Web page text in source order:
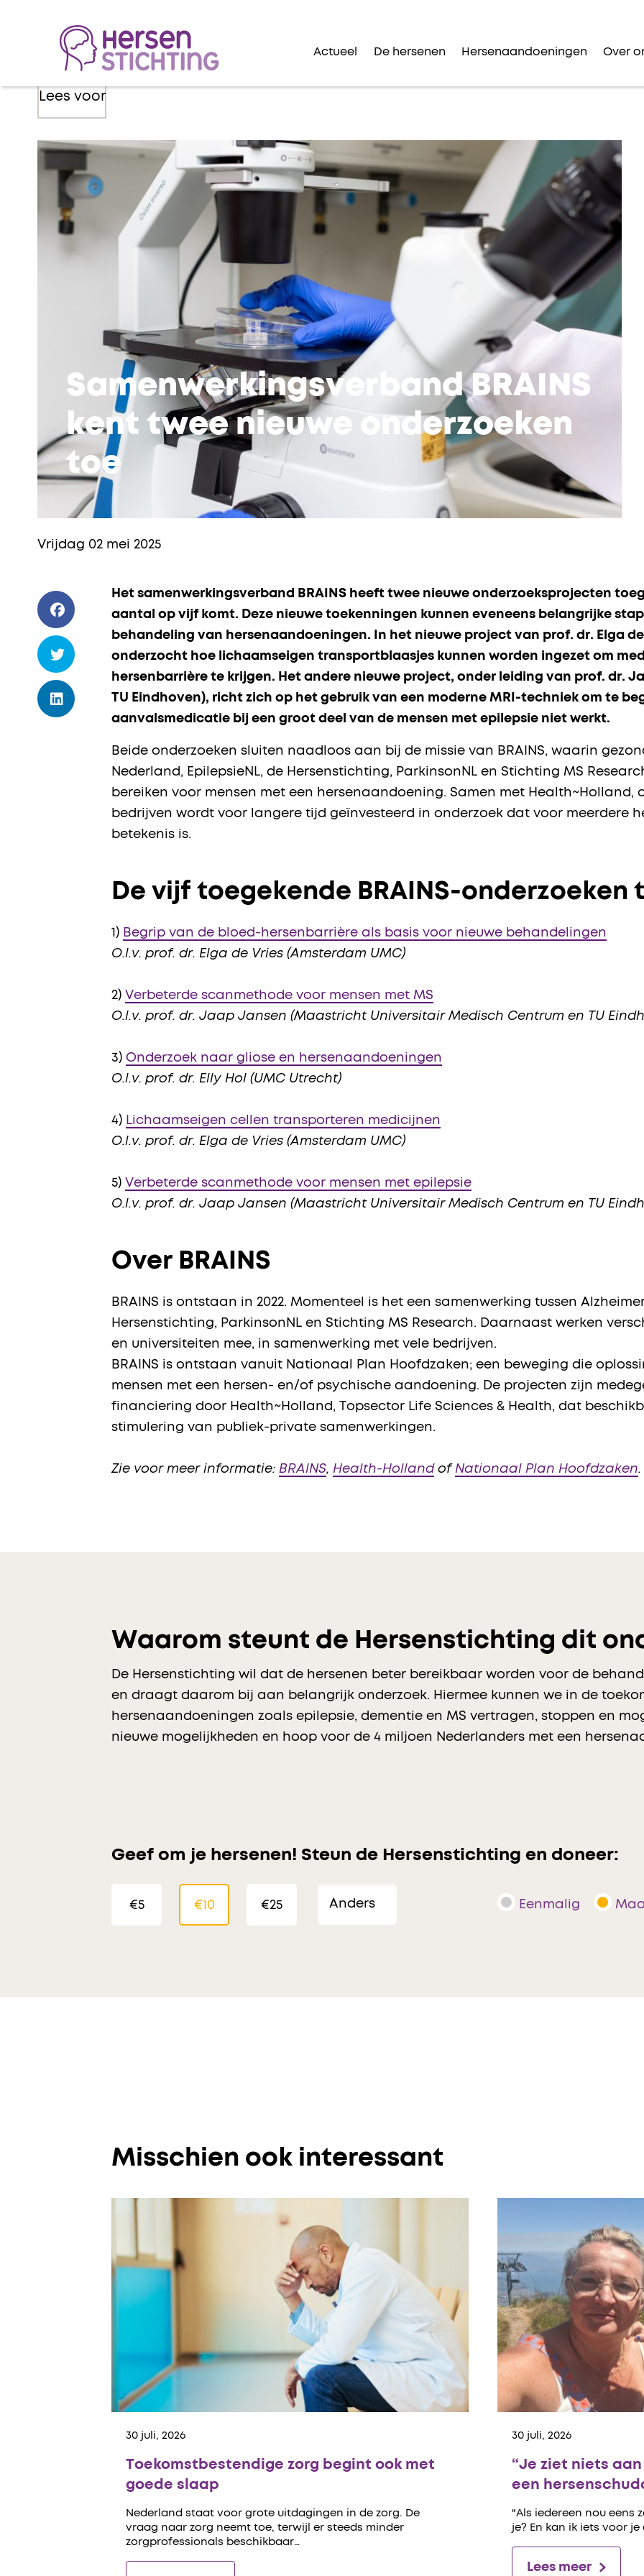
Actueel De hersenen Hersenaandoeningen Over
Lees voor
Samenwerkingsverband BRAINS
kent twee nieuwe onderzoeken
toe
Vrijdag 02 mei 2025
Het samenwerkingsverband BRAINS heeft twee nieuwe onderzoeksprojecten
aantal op vijf komt. Deze nieuwe toekenningen kunnen eveneens belangrijke
behandeling van hersenaandoeningen. In het nieuwe project van prof. dr. Elga
onderzocht hoe lichaamseigen transportblaasjes kunnen worden ingezet om
hersenbarrière te krijgen. Het andere nieuwe project, onder leiding van prof. dr.
TU Eindhoven), richt zich op het gebruik van een moderne MRI-techniek om te
aanvalsmedicatie bij een groot deel van de mensen met epilepsie niet werkt.
Beide onderzoeken sluiten naadloos aan bij de missie van BRAINS, waarin
Nederland, EpilepsieNL, de Hersenstichting, ParkinsonNL en Stichting MS
bereiken voor mensen met een hersenaandoening. Samen met Health~Holland,
bedrijven wordt voor langere tijd geïnvesteerd in onderzoek dat voor meerdere
betekenis is.
De vijf toegekende BRAINS-onderzoeken
1) Begrip van de bloed-hersenbarrière als basis voor nieuwe behandelingen
O.l.v. prof. dr. Elga de Vries (Amsterdam UMC)
2) Verbeterde scanmethode voor mensen met MS
O.l.v. prof. dr. Jaap Jansen (Maastricht Universitair Medisch Centrum en TU
3)Onderzoek naar gliose en hersenaandoeningen
O.l.v. prof. dr. Elly Hol (UMC Utrecht)
4) Lichaamseigen cellen transporteren medicijnen
O.l.v. prof. dr. Elga de Vries (Amsterdam UMC)
5) Verbeterde scanmethode voor mensen met epilepsie
O.l.v. prof. dr. Jaap Jansen (Maastricht Universitair Medisch Centrum en TU
Over BRAINS
BRAINS is ontstaan in 2022. Momenteel is het een samenwerking tussen
Hersenstichting, ParkinsonNL en Stichting MS Research. Daarnaast werken
en universiteiten mee, in samenwerking met vele bedrijven.
BRAINS is ontstaan vanuit Nationaal Plan Hoofdzaken; een beweging die
mensen met een hersen- en/of psychische aandoening. De projecten zijn
financiering door Health~Holland, Topsector Life Sciences & Health, dat
stimulering van publiek-private samenwerkingen.
Zie voor meer informatie:BRAINS,Health-Holland ofNationaal Plan Hoofdzaken.
Waarom steunt de Hersenstichting dit
De Hersenstichting wil dat de hersenen beter bereikbaar worden voor de
en draagt daarom bij aan belangrijk onderzoek. Hiermee kunnen we in de
hersenaandoeningen zoals epilepsie, dementie en MS vertragen, stoppen en
nieuwe mogelijkheden en hoop voor de 4 miljoen Nederlanders met een
Geef om je hersenen! Steun de Hersenstichting en doneer:
€5 €10 €25 Eenmalig
Misschien ook interessant
30 juli, 2026
Toekomstbestendige zorg begint ook met
goede slaap
Nederland staat voor grote uitdagingen in de zorg. De
vraag naar zorg neemt toe, terwijl er steeds minder
zorgprofessionals beschikbaar…
30 juli, 2026
“Je ziet niets
een
"Als iedereen nou eens
je? En kan ik iets voor je
Lees meer